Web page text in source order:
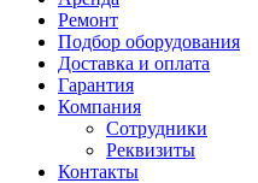
Ремонт
Подбор оборудования
Доставка и оплата
Гарантия
Компания
Сотрудники
Реквизиты
Контакты